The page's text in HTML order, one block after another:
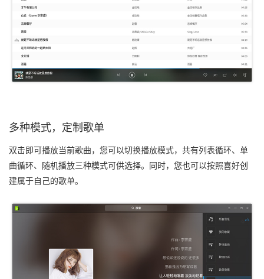
多种模式，定制歌单
双击即可播放当前歌曲，您可以切换播放模式，共有列表循环、单
曲循环、随机播放三种模式可供选择。同时，您也可以按照喜好创
建属于自己的歌单。